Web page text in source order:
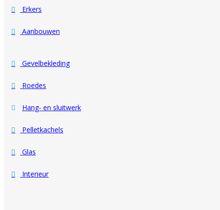
Erkers
Aanbouwen
Gevelbekleding
Roedes
Hang- en sluitwerk
Pelletkachels
Glas
Interieur